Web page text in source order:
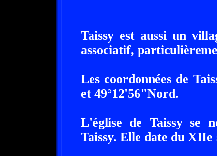
Taissy est aussi un
associatif,
Les coordonnées de
et 49°12'56"Nord.
L'église de Taissy se
Taissy. Elle date du XIIe